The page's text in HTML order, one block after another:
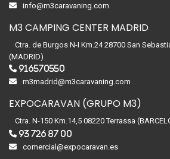
info@m3caravaning.com
M3 CAMPING CENTER MADRID
Ctra. de Burgos N-I Km.24 28700 San
(MADRID)
916570550
m3madrid@m3caravaning.com
EXPOCARAVAN (GRUPO M3)
Ctra. N-150 Km.14,5 08220 Terrassa
93 726 87 00
comercial@expocaravan.es